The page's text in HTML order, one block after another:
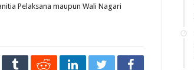
Pelaksana maupun Wali Nagari